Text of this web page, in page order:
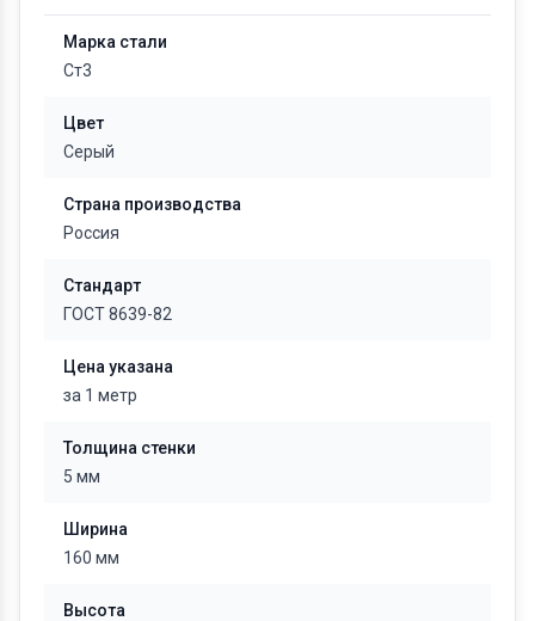
Марка стали
Ст3
Цвет
Серый
Страна производства
Россия
Стандарт
ГОСТ 8639-82
Цена указана
за 1 метр
Толщина стенки
5 мм
Ширина
160 мм
Высота